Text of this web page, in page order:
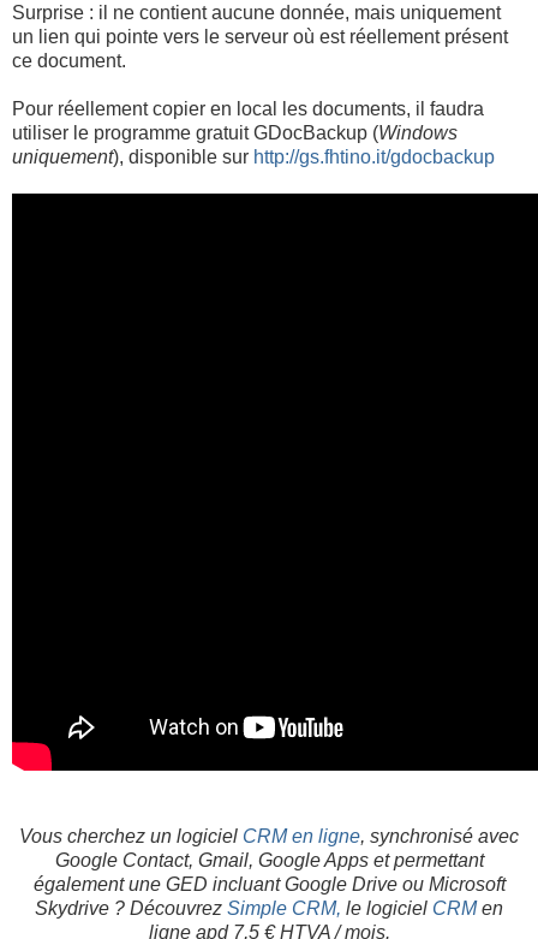
Surprise : il ne contient aucune donnée, mais uniquement
un lien qui pointe vers le serveur où est réellement présent
ce document.
Pour réellement copier en local les documents, il faudra
utiliser le programme gratuit GDocBackup (Windows
uniquement), disponible sur http://gs.fhtino.it/gdocbackup
Vous cherchez un logiciel CRM en ligne, synchronisé avec
Google Contact, Gmail, Google Apps et permettant
également une GED incluant Google Drive ou Microsoft
Skydrive ? Découvrez Simple CRM, le logiciel CRMen
ligne apd 7,5 € HTVA / mois.